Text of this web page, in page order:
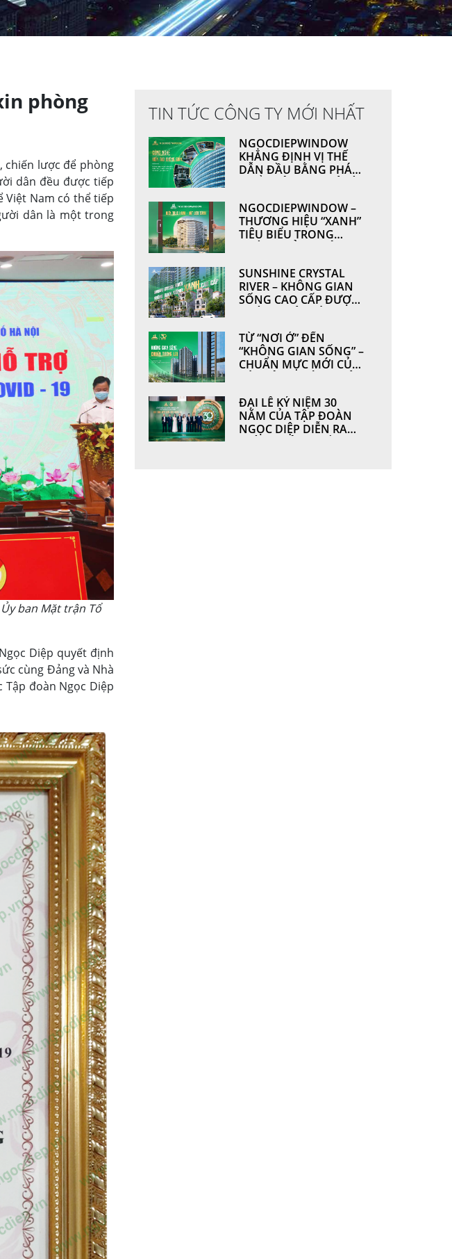
phòng
chiến lược để phòng
dân đều được tiếp
Việt Nam có thể tiếp
dân là một trong
ban Mặt trận Tổ
Diệp quyết định
cùng Đảng và Nhà
đoàn Ngọc Diệp
TIN TỨC CÔNG TY MỚI NHẤT
NGOCDIEPWINDOW
KHẲNG ĐỊNH VỊ THẾ
DẪN ĐẦU BẰNG PHÁT
NGOCDIEPWINDOW –
THƯƠNG HIỆU “XANH”
TIÊU BIỂU TRONG
SUNSHINE CRYSTAL
RIVER – KHÔNG GIAN
SỐNG CAO CẤP ĐƯỢC
VỮNG BỞI
NGOCDIEPWINDOW
TỪ “NƠI Ở” ĐẾN
“KHÔNG GIAN SỐNG” –
CHUẨN MỰC MỚI CỦA
ĐẠI LỄ KỶ NIỆM 30
NĂM CỦA TẬP ĐOÀN
NGỌC DIỆP DIỄN RA